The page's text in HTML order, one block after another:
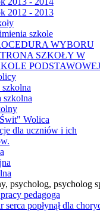
2012 - 2013
szkole
WYBORU
SZKOŁY W
szkolna
Wolica
dla uczniów i ich
psycholog, psycholog
pedagoga
serca popłynął dla